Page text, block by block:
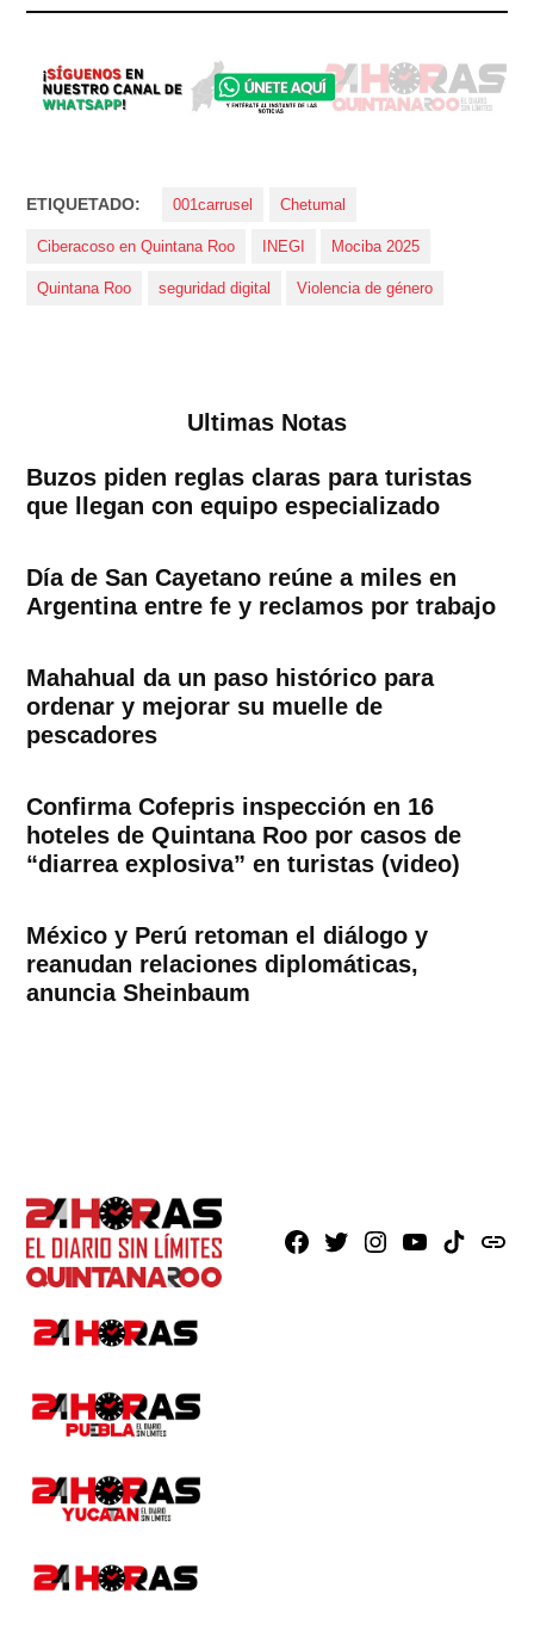
ETIQUETADO: 001carrusel Chetumal
Ciberacoso en Quintana Roo INEGI Mociba 2025
Quintana Roo seguridad digital Violencia de género
Ultimas Notas
Buzos piden reglas claras para turistas
que llegan con equipo especializado
Día de San Cayetano reúne a miles en
Argentina entre fe y reclamos por trabajo
Mahahual da un paso histórico para
ordenar y mejorar su muelle de
pescadores
Confirma Cofepris inspección en 16
hoteles de Quintana Roo por casos de
“diarrea explosiva” en turistas (video)
México y Perú retoman el diálogo y
reanudan relaciones diplomáticas,
anuncia Sheinbaum
Facebook
X Instagram
YoutubeTikTokissuu